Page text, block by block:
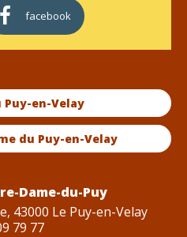
facebook
Puy-en-Velay
du Puy-en-Velay
Dame-du-Puy
43000 Le Puy-en-Velay
79 77